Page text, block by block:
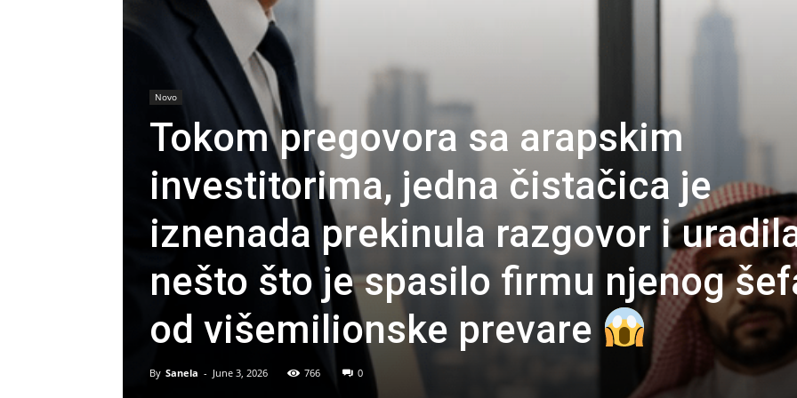
Novo
Tokom pregovora sa arapskim
investitorima, jedna čistačica je
iznenada prekinula razgovor i
nešto što je spasilo firmu njenog
od višemilionske prevare
By Sanela - June 3, 2026 766 0